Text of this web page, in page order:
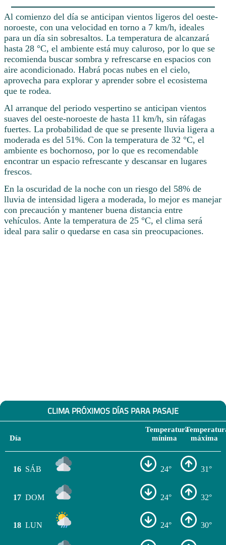
Al comienzo del día se anticipan vientos ligeros del oeste-
noroeste, con una velocidad en torno a 7 km/h, ideales
para un día sin sobresaltos. La temperatura de alcanzará
hasta 28 °C, el ambiente está muy caluroso, por lo que se
recomienda buscar sombra y refrescarse en espacios con
aire acondicionado. Habrá pocas nubes en el cielo,
aprovecha para explorar y aprender sobre el ecosistema
que te rodea.
Al arranque del periodo vespertino se anticipan vientos
suaves del oeste-noroeste de hasta 11 km/h, sin ráfagas
fuertes. La probabilidad de que se presente lluvia ligera a
moderada es del 51%. Con la temperatura de 32 °C, el
ambiente es bochornoso, por lo que es recomendable
encontrar un espacio refrescante y descansar en lugares
frescos.
En la oscuridad de la noche con un riesgo del 58% de
lluvia de intensidad ligera a moderada, lo mejor es manejar
con precaución y mantener buena distancia entre
vehículos. Ante la temperatura de 25 °C, el clima será
ideal para salir o quedarse en casa sin preocupaciones.
CLIMA PRÓXIMOS DÍAS PARA PASAJE
Día
Temperatura
mínima
máxima
16 SÁB 24° 31°
17 DOM 24° 32°
18 LUN 24° 30°